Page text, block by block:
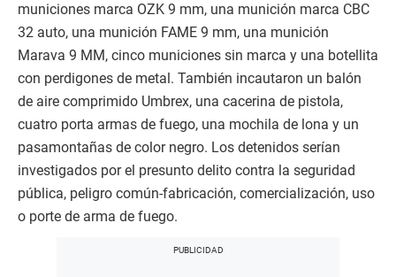
municiones marca OZK 9 mm, una munición marca CBC
32 auto, una munición FAME 9 mm, una munición
Marava 9 MM, cinco municiones sin marca y una botellita
con perdigones de metal. También incautaron un balón
de aire comprimido Umbrex, una cacerina de pistola,
cuatro porta armas de fuego, una mochila de lona y un
pasamontañas de color negro. Los detenidos serían
investigados por el presunto delito contra la seguridad
pública, peligro común-fabricación, comercialización, uso
o porte de arma de fuego.